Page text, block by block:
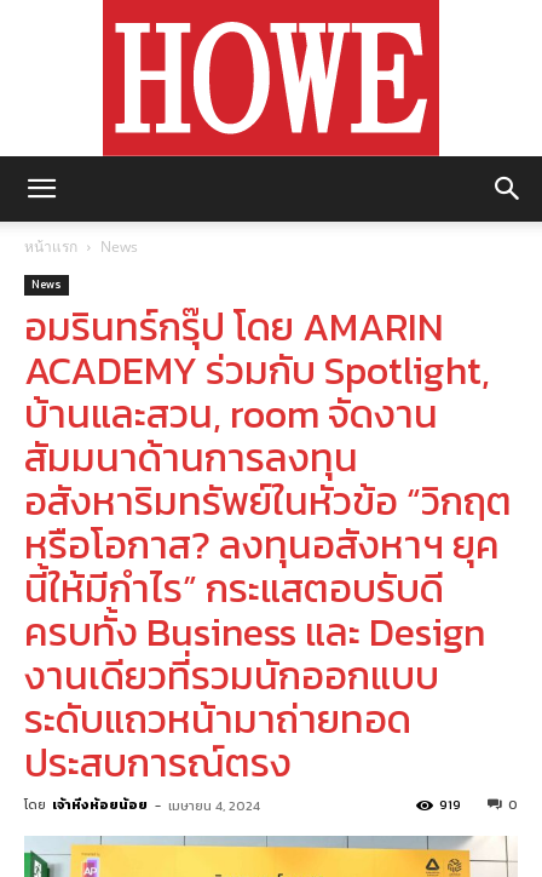
หน้าแรก News
News
อมรินทร์กรุ๊ป โดย AMARIN
ACADEMY ร่วมกับ Spotlight,
บ้านและสวน, room จัดงาน
สัมมนาด้านการลงทุน
อสังหาริมทรัพย์ในหัวข้อ “วิกฤต
หรือโอกาส? ลงทุนอสังหาฯ ยุค
นี้ให้มีกำไร” กระแสตอบรับดี
ครบทั้ง Business และ Design
งานเดียวที่รวมนักออกแบบ
ระดับแถวหน้ามาถ่ายทอด
ประสบการณ์ตรง
โดย เจ้าหิ่งห้อยน้อย - เมษายน 4, 2024 0
919